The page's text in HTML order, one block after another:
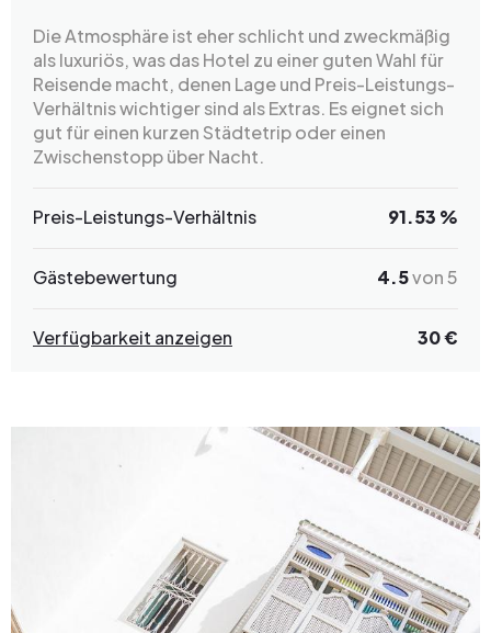
Die Atmosphäre ist eher schlicht und zweckmäßig
als luxuriös, was das Hotel zu einer guten Wahl für
Reisende macht, denen Lage und Preis-Leistungs-
Verhältnis wichtiger sind als Extras. Es eignet sich
gut für einen kurzen Städtetrip oder einen
Zwischenstopp über Nacht.
Preis-Leistungs-Verhältnis 91.53 %
Gästebewertung 4.5von 5
Verfügbarkeit anzeigen 30 €